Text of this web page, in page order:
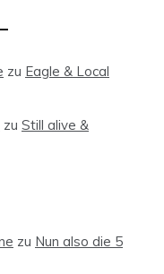
zu Eagle & Local
zu Still alive &
zu Nun also die 5